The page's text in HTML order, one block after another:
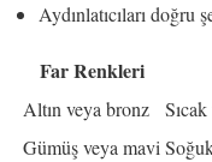
Aydınlatıcıları doğru
Far Renkleri
Altın veya bronz
Gümüş veya mavi